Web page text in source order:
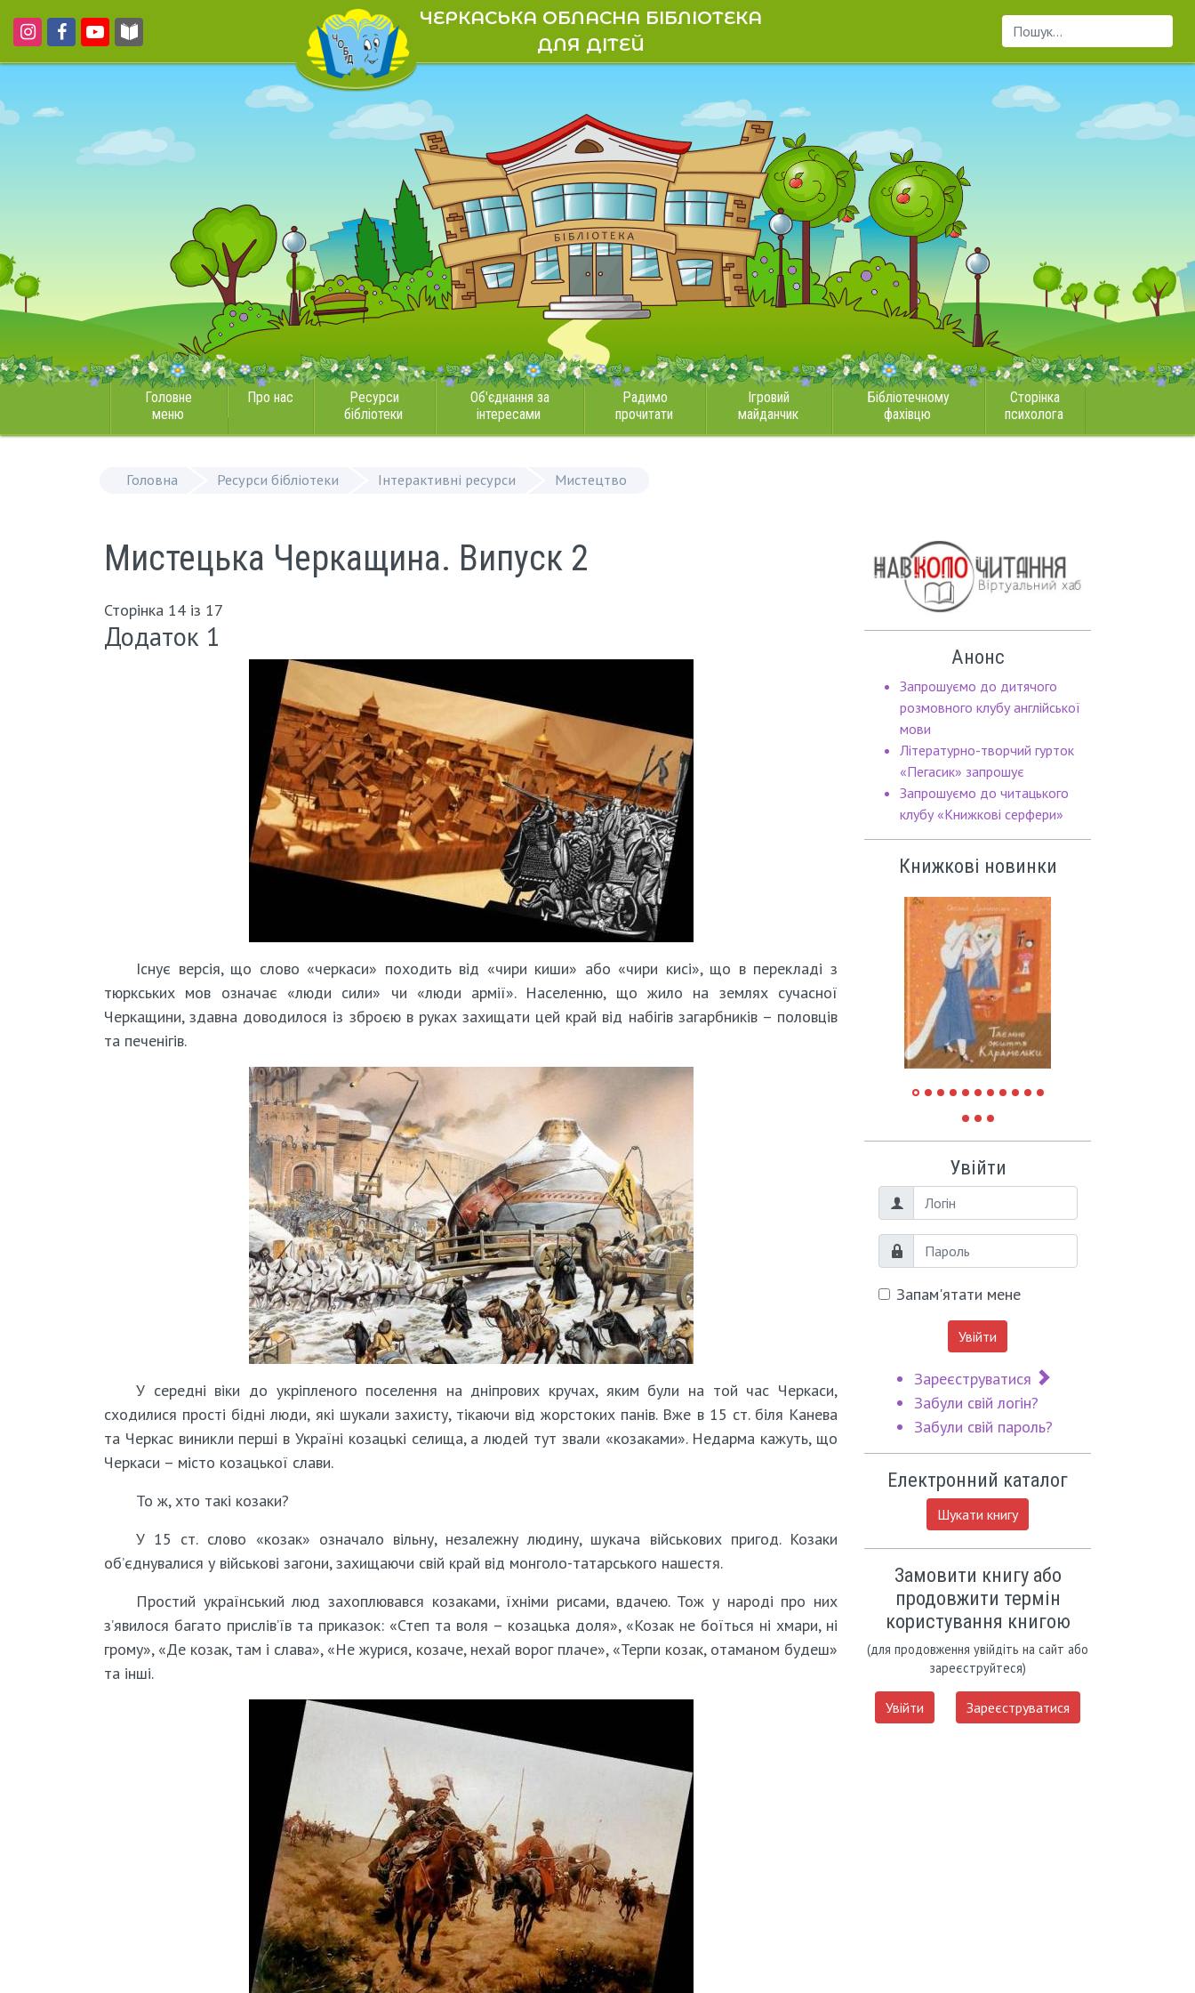
ЧЕРКАСЬКА ОБЛАСНА БІБЛІОТЕКА
ДЛЯ ДІТЕЙ
Пошук...
Головне
меню
Про нас
Ресурси
бібліотеки
Об'єднання за
інтересами
Радимо
прочитати
Ігровий
майданчик
Бібліотечному
фахівцю
Сторінка
психолога
Головна Ресурси бібліотеки Інтерактивні ресурси Мистецтво
Мистецька Черкащина. Випуск 2
Сторінка 14 із 17
Додаток 1
Існує версія, що слово «черкаси» походить від «чири киши» або «чири кисі», що в перекладі з
тюркських мов означає «люди сили» чи «люди армії». Населенню, що жило на землях сучасної
Черкащини, здавна доводилося із зброєю в руках захищати цей край від набігів загарбників – половців
та печенігів.
У середні віки до укріпленого поселення на дніпрових кручах, яким були на той час Черкаси,
сходилися прості бідні люди, які шукали захисту, тікаючи від жорстоких панів. Вже в 15 ст. біля Канева
та Черкас виникли перші в Україні козацькі селища, а людей тут звали «козаками». Недарма кажуть, що
Черкаси – місто козацької слави.
То ж, хто такі козаки?
У 15 ст. слово «козак» означало вільну, незалежну людину, шукача військових пригод. Козаки
об’єднувалися у військові загони, захищаючи свій край від монголо-татарського нашестя.
Простий український люд захоплювався козаками, їхніми рисами, вдачею. Тож у народі про них
з’явилося багато прислів’їв та приказок: «Степ та воля – козацька доля», «Козак не боїться ні хмари, ні
грому», «Де козак, там і слава», «Не журися, козаче, нехай ворог плаче», «Терпи козак, отаманом будеш»
та інші.
Анонс
Запрошуємо до дитячого
розмовного клубу англійської
мови
Літературно-творчий гурток
«Пегасик» запрошує
Запрошуємо до читацького
клубу «Книжкові серфери»
Книжкові новинки
Увійти
Логін
Пароль
Запам'ятати мене
Увійти
Зареєструватися
Забули свій логін?
Забули свій пароль?
Електронний каталог
Шукати книгу
Замовити книгу або
продовжити термін
користування книгою
(для продовження увійдіть на сайт або
зареєструйтеся)
Увійти Зареєструватися